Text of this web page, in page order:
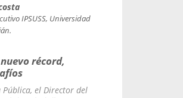
IPSUSS, Universidad
récord,
Pública, el Director del